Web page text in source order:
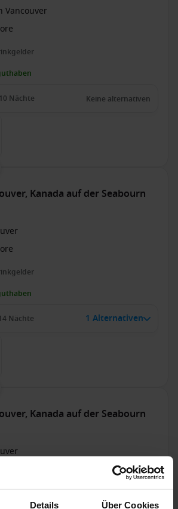
Details Über Cookies
Vancouver
10 Nächte Keine alternativen
Kanada auf der Seabourn
Nächte 1 Alternativen
Kanada auf der Seabourn